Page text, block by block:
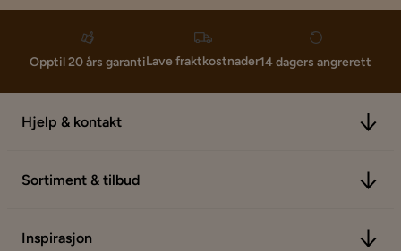
Opptil 20 års garantiLave fraktkostnader14 dagers angrerett
Hjelp & kontakt
Sortiment & tilbud
Inspirasjon